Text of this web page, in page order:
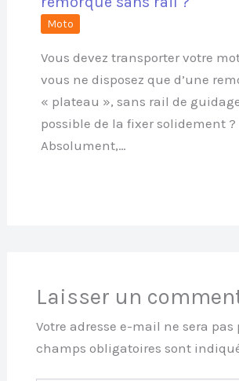
Moto
Vous devez transporter votre
vous ne disposez que d’une
« plateau », sans rail de
possible de la fixer solidement ?
Absolument,…
Laisser un
Votre adresse e-mail ne sera pas
champs obligatoires sont